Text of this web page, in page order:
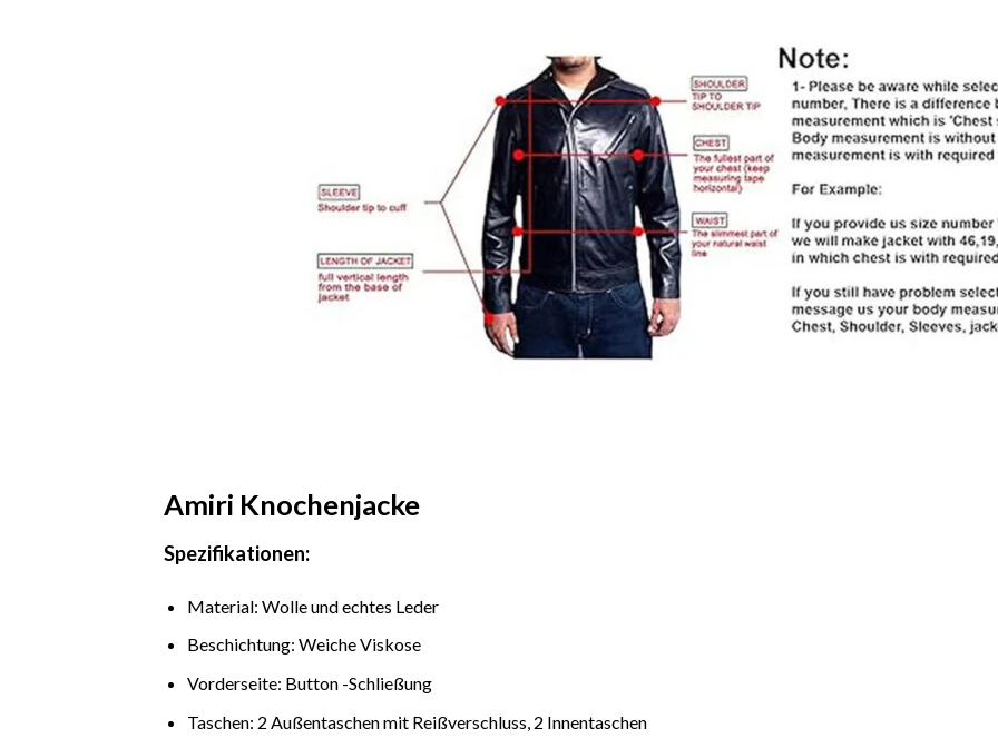
Amiri Knochenjacke
Spezifikationen:
Material: Wolle und echtes Leder
Beschichtung: Weiche Viskose
Vorderseite: Button -Schließung
Taschen: 2 Außentaschen mit Reißverschluss, 2 Innentaschen